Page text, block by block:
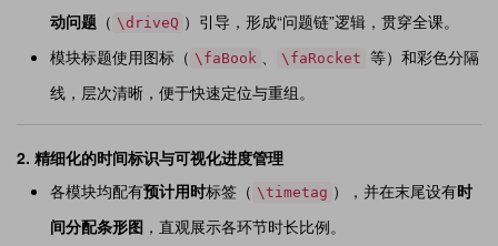
动问题 （ \driveQ ）引导，形成“问题链”逻辑，贯穿全课。
模块标题使用图标（ \faBook 、 \faRocket 等）和彩色分隔
线，层次清晰，便于快速定位与重组。
2. 精细化的时间标识与可视化进度管理
各模块均配有预计用时标签（ \timetag ），并在末尾设有时
间分配条形图 ，直观展示各环节时长比例。